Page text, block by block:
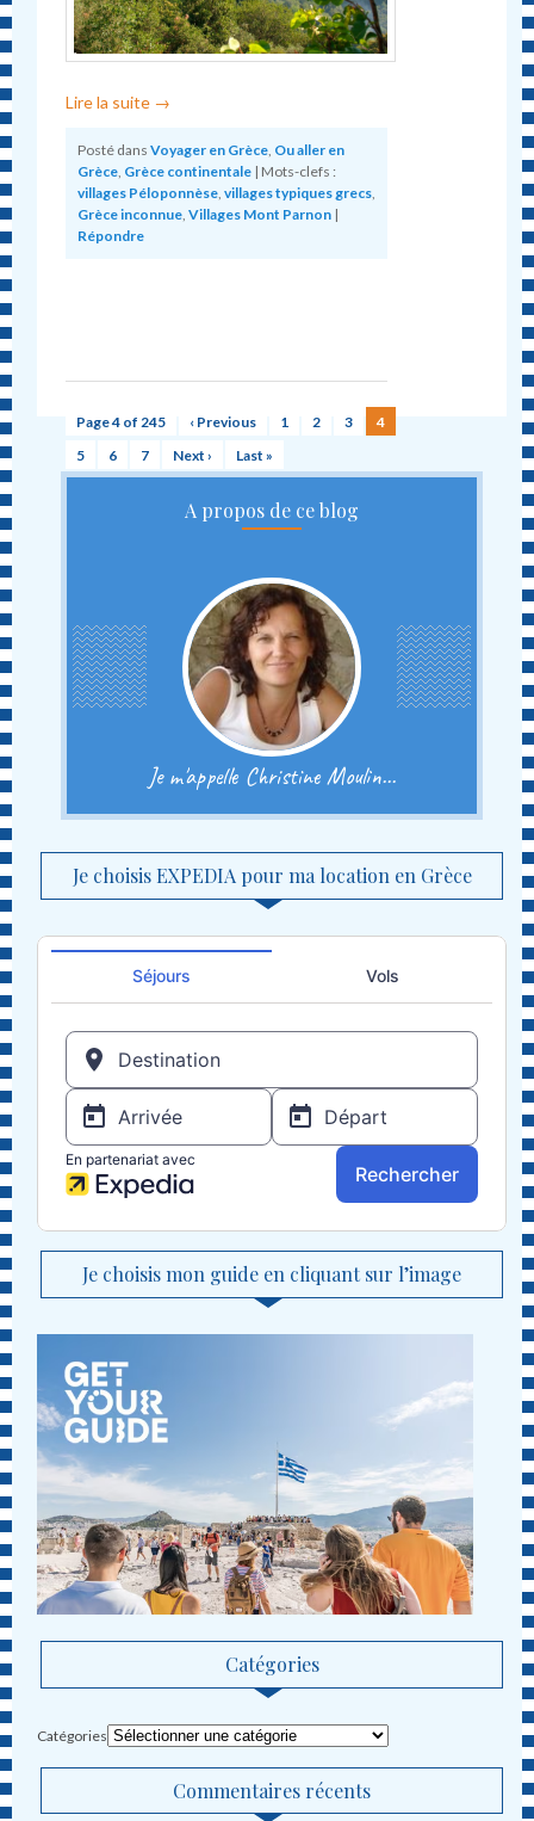
Lire la suite →
Posté dans Voyager en Grèce, Ou aller en
Grèce, Grèce continentale | Mots-clefs :
villages Péloponnèse,villages typiques grecs,
Grèce inconnue,Villages Mont Parnon |
Répondre
Page 4 of 245 ‹ Previous 1 2 3
4
5
6 7 Next › Last »
A propos de ce blog
Je m'appelle Christine Moulin...
Je choisis EXPEDIA pour ma location en Grèce
Je choisis mon guide en cliquant sur l’image
Catégories
Catégories
Commentaires récents